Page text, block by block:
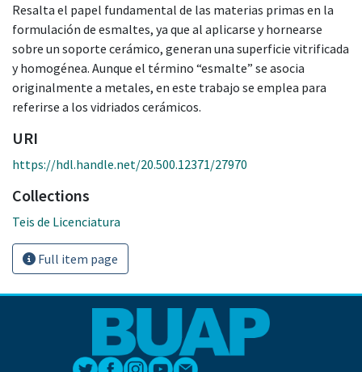
Resalta el papel fundamental de las materias primas en la
formulación de esmaltes, ya que al aplicarse y hornearse
sobre un soporte cerámico, generan una superficie vitrificada
y homogénea. Aunque el término “esmalte” se asocia
originalmente a metales, en este trabajo se emplea para
referirse a los vidriados cerámicos.
URI
https://hdl.handle.net/20.500.12371/27970
Collections
Teis de Licenciatura
Full item page